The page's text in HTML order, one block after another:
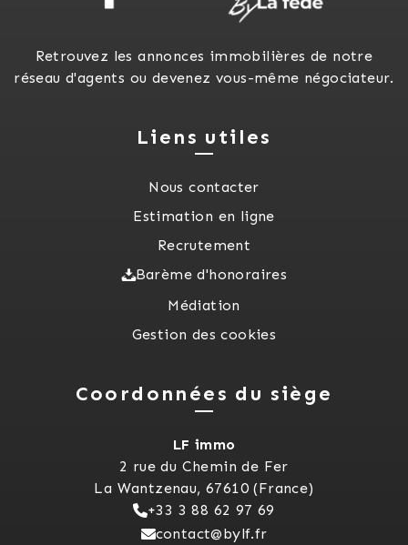
Retrouvez les annonces immobilières de notre
réseau d'agents ou devenez vous-même négociateur.
Liens utiles
Nous contacter
Estimation en ligne
Recrutement
Barème d'honoraires
Médiation
Gestion des cookies
Coordonnées du siège
LF immo
2 rue du Chemin de Fer
La Wantzenau, 67610 (France)
+33 3 88 62 97 69
contact@bylf.fr